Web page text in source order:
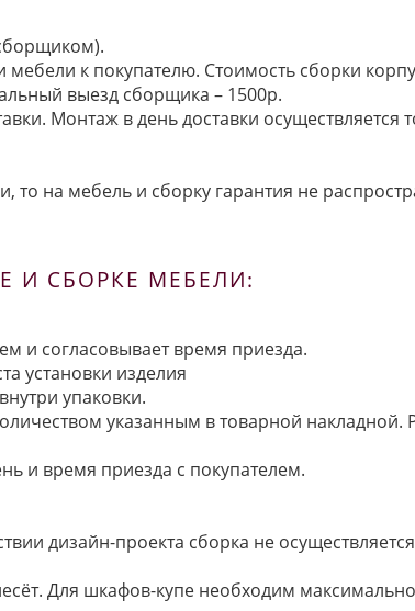
к покупателю. Стоимость сборки
выезд сборщика – 1500р.
Монтаж в день доставки осуществляется
на мебель и сборку гарантия не
И СБОРКЕ МЕБЕЛИ:
и согласовывает время приезда.
установки изделия
упаковки.
указанным в товарной
и время приезда с покупателем.
дизайн-проекта сборка не
Для шкафов-купе необходим